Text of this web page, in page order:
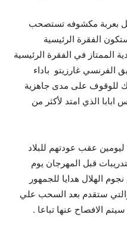
بعربة مكشوفه تستصحب
الفقرة الرئيسية
الممتاز في الفقرة الرئيسية
الفرنسي غارزيتو باداء
للوقوف على مدى جاهزية
الذي امتد لأكثر من
ليومين عقب عودتهم للبلاد
قبل المهرجان يوم
الهلال هدايا للجمهور
ستقدم بعد السحب علي
الافصاح عنها تباعا .